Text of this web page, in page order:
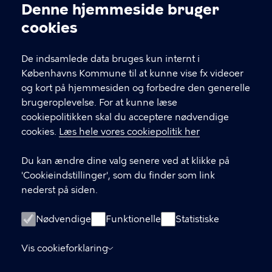
Cookieindstillinger
Denne hjemmeside bruger
cookies
De indsamlede data bruges kun internt i
Københavns Kommune til at kunne vise fx videoer
og kort på hjemmesiden og forbedre den generelle
brugeroplevelse. For at kunne læse
cookiepolitikken skal du acceptere nødvendige
cookies. Læs hele vores cookiepolitik her
Du kan ændre dine valg senere ved at klikke på
'Cookieindstillinger', som du finder som link
nederst på siden.
Nødvendige Funktionelle Statistiske
Vis cookieforklaring
KONTAKT
amk@kk.dk
33 66 57 66
EAN-nummer 5798009288066
LINKS
Hotlines
Følg os på LinkedIn
Tilmeld dig vores nyhedsbrev